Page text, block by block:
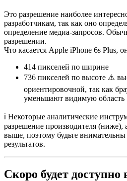
Это разрешение наиболее
разработчикам, так как оно
определение медиа-запросов.
разрешении.
Что касается Apple iPhone 6s Plus,
414 пикселей по ширине
736 пикселей по высоте ⚠️
ориентировочной, так как
уменьшают видимую область
ℹ️ Некоторые аналитические
разрешение производителя (ниже),
выше, поэтому будьте
результатов.
Скоро будет доступно